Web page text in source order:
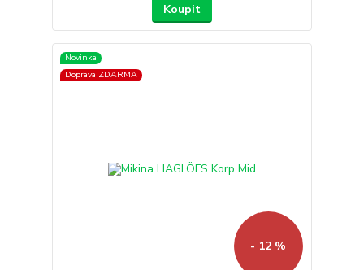
Koupit
Novinka
Doprava ZDARMA
- 12 %